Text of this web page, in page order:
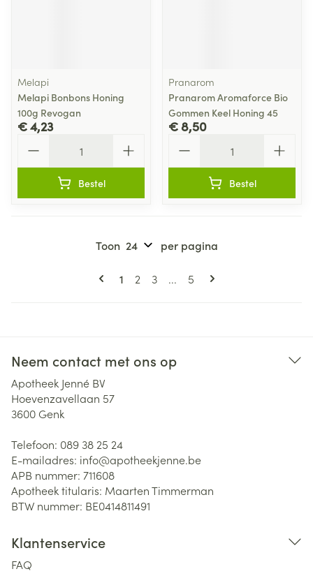
Melapi
Melapi Bonbons Honing
100g Revogan
€ 4,23
Bestel
Pranarom
Pranarom Aromaforce Bio
Gommen Keel Honing 45
€ 8,50
Bestel
Pagina's
U lees momenteel pagina
1 Pagina
2 Pagina
3 ... Pagina
5
Toon per pagina
Neem contact met ons op
Apotheek Jenné BV
Hoevenzavellaan 57
3600 Genk
Telefoon: 089 38 25 24
E-mailadres: info@apotheekjenne.be
APB nummer: 711608
Apotheek titularis: Maarten Timmerman
BTW nummer: BE0414811491
Klantenservice
FAQ